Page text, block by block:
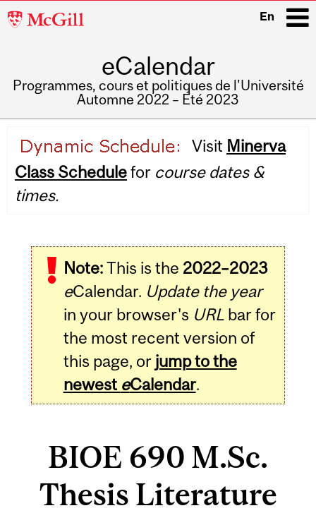
McGill
En
eCalendar
Programmes, cours et politiques de l'Université
Automne 2022 – Été 2023
navigation
Visit Minerva
Class Schedulefor course dates &
times.
Note:This is the 2022–2023
eCalendar. Update the year
in your browser's URLbar for
the most recent version of
this page, or jump to the
newest eCalendar.
BIOE 690 M.Sc.
Thesis Literature